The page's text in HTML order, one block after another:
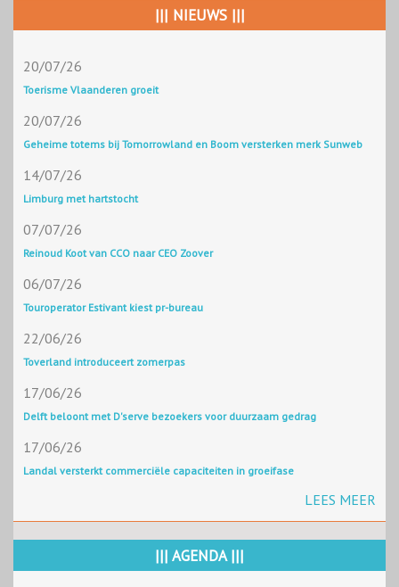
||| NIEUWS |||
20/07/26
Toerisme Vlaanderen groeit
20/07/26
Geheime totems bij Tomorrowland en Boom versterken merk Sunweb
14/07/26
Limburg met hartstocht
07/07/26
Reinoud Koot van CCO naar CEO Zoover
06/07/26
Touroperator Estivant kiest pr-bureau
22/06/26
Toverland introduceert zomerpas
17/06/26
Delft beloont met D'serve bezoekers voor duurzaam gedrag
17/06/26
Landal versterkt commerciële capaciteiten in groeifase
LEES MEER
||| AGENDA |||